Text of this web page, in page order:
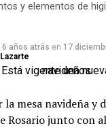
y elementos de
6 años atrás en 17
la mesa navideña y
Rosario junto con